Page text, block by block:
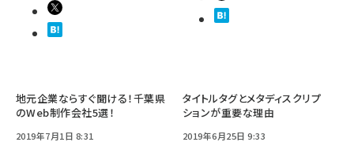
地元企業ならすぐ聞ける！千葉県
のWeb制作会社5選！
2019年7月1日 8:31
タイトルタグとメタディスクリプ
ションが重要な理由
2019年6月25日 9:33